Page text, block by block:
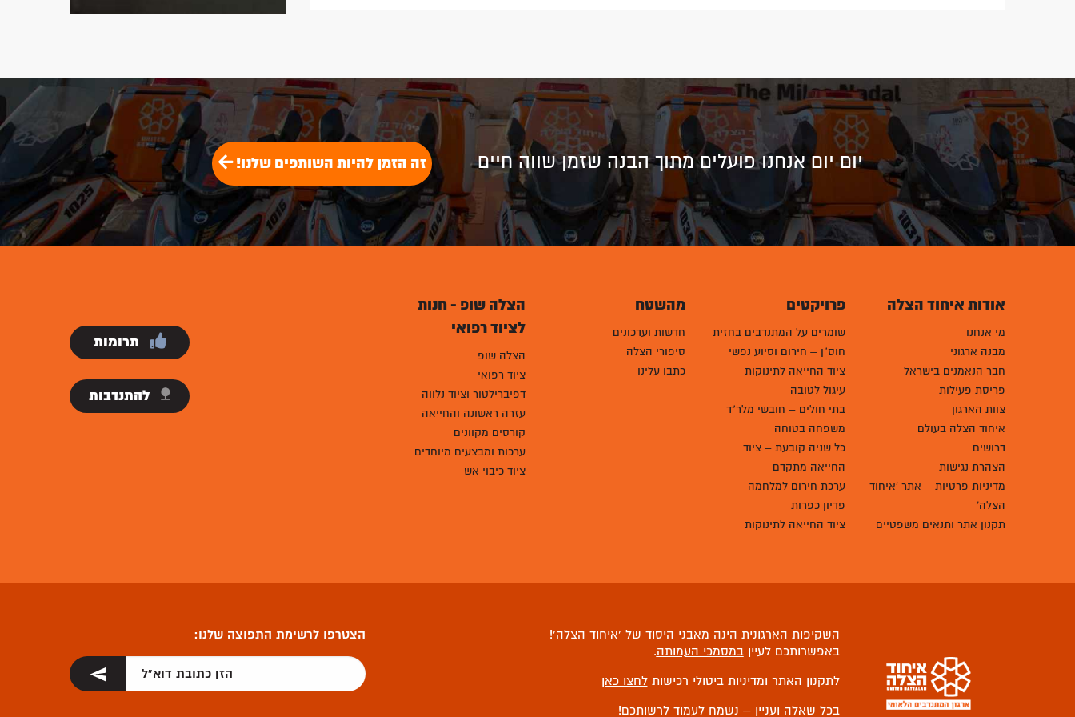
יום יום אנחנו פועלים מתוך הבנה שזמן שווה חיים זה הזמן להיות השותפים שלנו!
אודות איחוד הצלה
מי אנחנו
מבנה ארגוני
חבר הנאמנים בישראל
פריסת פעילות
צוות הארגון
איחוד הצלה בעולם
דרושים
הצהרת נגישות
מדיניות פרטיות – אתר 'איחוד
הצלה'
תקנון אתר ותנאים משפטיים
פרויקטים
שומרים על המתנדבים בחזית
חוס"ן – חירום וסיוע נפשי
ציוד החייאה לתינוקות
עיגול לטובה
בתי חולים – חובשי מלר"ד
משפחה בטוחה
כל שניה קובעת – ציוד
החייאה מתקדם
ערכת חירום למלחמה
פדיון כפרות
ציוד החייאה לתינוקות
מהשטח
חדשות ועדכונים
סיפורי הצלה
כתבו עלינו
הצלה שופ - חנות
לציוד רפואי
הצלה שופ
ציוד רפואי
דפיברילטור וציוד נלווה
עזרה ראשונה והחייאה
קורסים מקוונים
ערכות ומבצעים מיוחדים
ציוד כיבוי אש
תרומות
להתנדבות
השקיפות הארגונית הינה מאבני היסוד של ‘איחוד הצלה’!
באפשרותכם לעייןבמסמכי העמותה.
לתקנון האתר ומדיניות ביטולי רכישותלחצו כאן
בכל שאלה ועניין – נשמח לעמוד לרשותכם!
הצטרפו לרשימת התפוצה שלנו: